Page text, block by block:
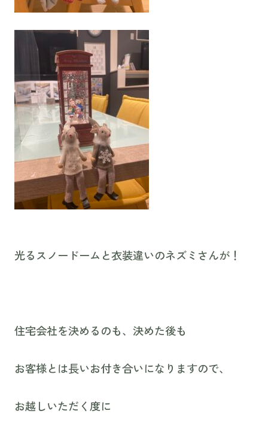
光るスノードームと衣装違いのネズミさんが！
住宅会社を決めるのも、決めた後も
お客様とは長いお付き合いになりますので、
お越しいただく度に